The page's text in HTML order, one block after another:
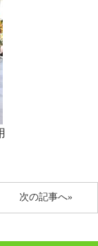
次の記事へ»